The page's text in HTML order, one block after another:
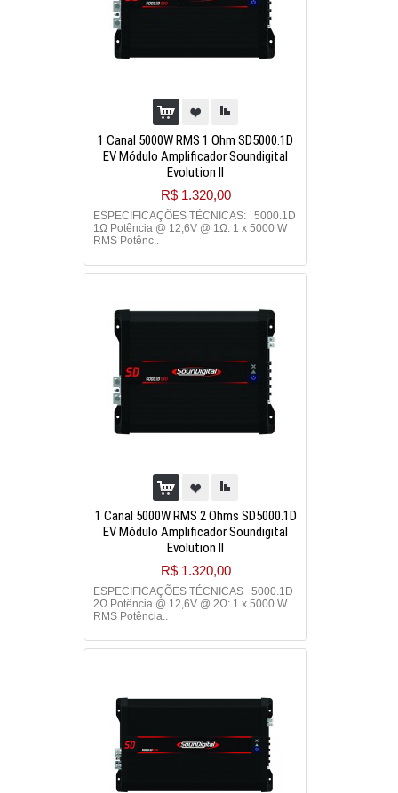
1 Canal 5000W RMS 1 Ohm SD5000.1D
EV Módulo Amplificador Soundigital
Evolution II
R$ 1.320,00
ESPECIFICAÇÕES TÉCNICAS: 5000.1D
1Ω Potência @ 12,6V @ 1Ω: 1 x 5000 W
RMS Potênc..
1 Canal 5000W RMS 2 Ohms SD5000.1D
EV Módulo Amplificador Soundigital
Evolution II
R$ 1.320,00
ESPECIFICAÇÕES TÉCNICAS 5000.1D
2Ω Potência @ 12,6V @ 2Ω: 1 x 5000 W
RMS Potência..